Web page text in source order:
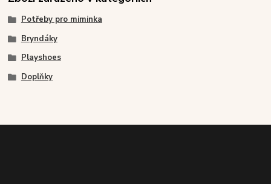
Potřeby pro miminka
Bryndáky
Playshoes
Doplňky